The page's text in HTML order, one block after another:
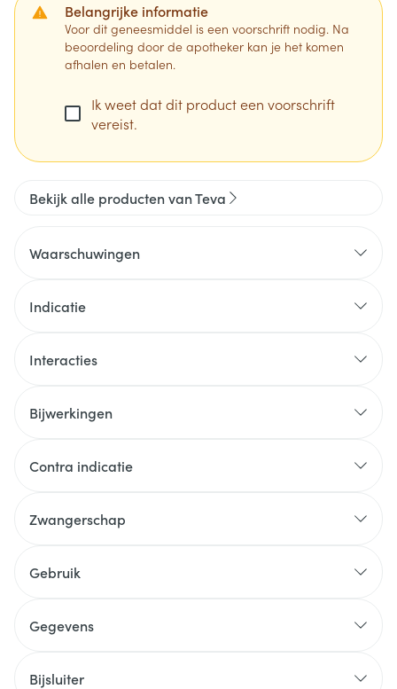
Belangrijke informatie
Voor dit geneesmiddel is een voorschrift nodig. Na
beoordeling door de apotheker kan je het komen
afhalen en betalen.
Ik weet dat dit product een voorschrift
vereist.
Bekijk alle producten van Teva
Waarschuwingen
Indicatie
Interacties
Bijwerkingen
Contra indicatie
Zwangerschap
Gebruik
Gegevens
Bijsluiter